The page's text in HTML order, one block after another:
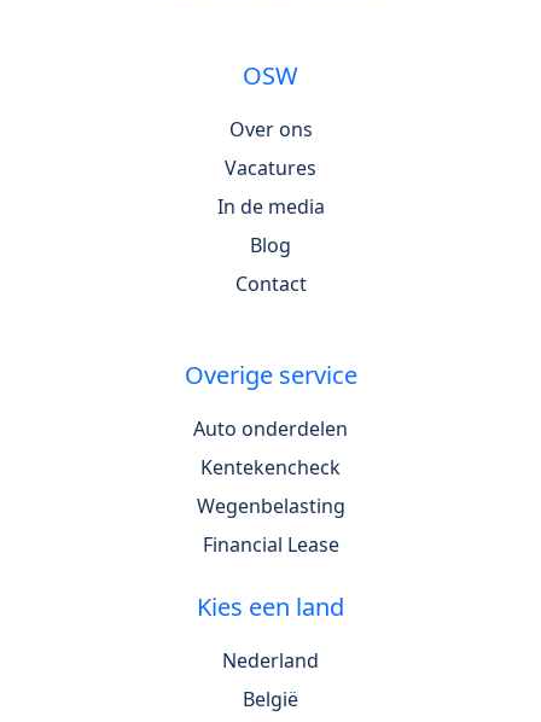
OSW
Over ons
Vacatures
In de media
Blog
Contact
Overige service
Auto onderdelen
Kentekencheck
Wegenbelasting
Financial Lease
Kies een land
Nederland
België